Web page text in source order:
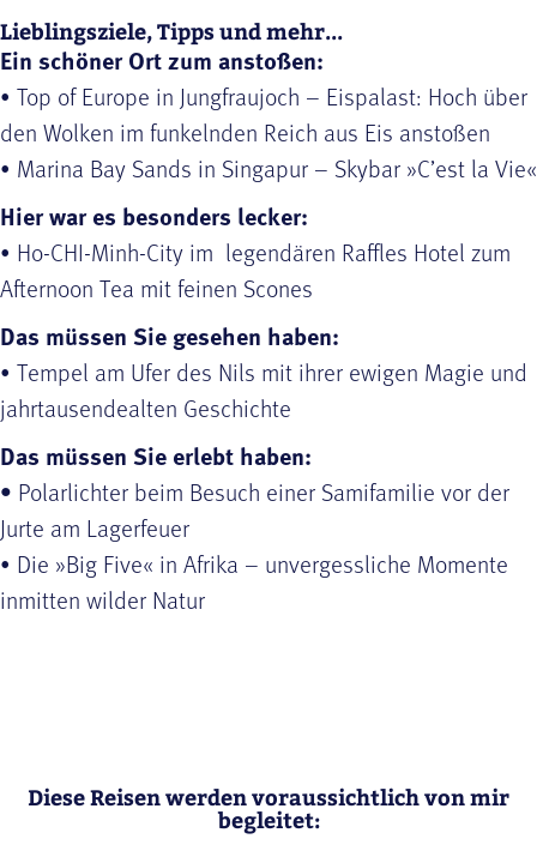
Lieblingsziele, Tipps und mehr...
Ein schöner Ort zum anstoßen:
• Top of Europe in Jungfraujoch – Eispalast: Hoch über
den Wolken im funkelnden Reich aus Eis anstoßen
• Marina Bay Sands in Singapur – Skybar »C’est la Vie«
Hier war es besonders lecker:
• Ho-CHI-Minh-City im legendären Raffles Hotel zum
Afternoon Tea mit feinen Scones
Das müssen Sie gesehen haben:
• Tempel am Ufer des Nils mit ihrer ewigen Magie und
jahrtausendealten Geschichte
Das müssen Sie erlebt haben:
• Polarlichter beim Besuch einer Samifamilie vor der
Jurte am Lagerfeuer
• Die »Big Five« in Afrika – unvergessliche Momente
inmitten wilder Natur
Diese Reisen werden voraussichtlich von mir
begleitet: